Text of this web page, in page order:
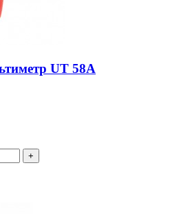
UT 58A